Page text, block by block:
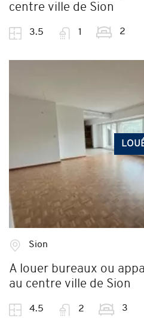
centre ville de Sion
3.5 1 2
Sion
A louer bureaux ou
au centre ville de Sion
4.5 2 3